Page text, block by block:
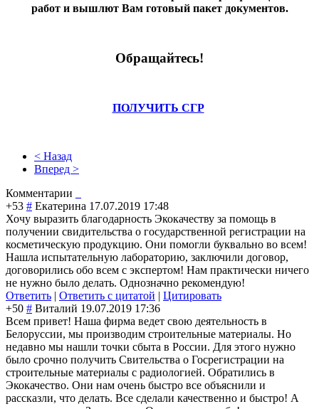
работ и вышлют Вам готовый пакет документов.
Обращайтесь!
ПОЛУЧИТЬ СГР
< Назад
Вперед >
Комментарии
+53 # Екатерина 17.07.2019 17:48
Хочу выразить благодарность Экокачеству за помощь в
получении свидительства о государственной регистрации на
косметическую продукцию. Они помогли буквально во всем!
Нашла испытательную лабораторию, заключили договор,
договорились обо всем с экспертом! Нам практически ничего
не нужно было делать. Однозначно рекомендую!
Ответить | Ответить с цитатой | Цитировать
+50 # Виталий 19.07.2019 17:36
Всем привет! Наша фирма ведет свою деятельность в
Белоруссии, мы производим строительные материалы. Но
недавно мы нашли точки сбыта в России. Для этого нужно
было срочно получить Свительства о Госрегистрации на
строительные материалы с радиологией. Обратились в
Экокачество. Они нам очень быстро все объяснили и
рассказли, что делать. Все сделали качественно и быстро! А